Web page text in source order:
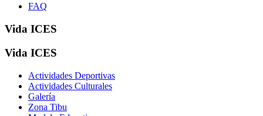
FAQ
Vida ICES
Vida ICES
Actividades Deportivas
Actividades Culturales
Galería
Zona Tibu